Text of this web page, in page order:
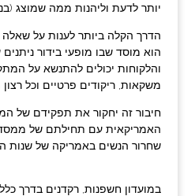
יותר לדעת וליהנות ממה שמוצג
הדרך הקלה ביותר לענות על שאלה
הוא מוסד שבו מופעי בידור
והלקוחות יכולים להתנשא על
משקאות, ריקודים פרטיים וכל
חיבור זה יחקור את תפקידם של
האמריקאית עם תחילתם של
שחרור הנשים באמריקה של שנות ה-
במועדון חשפנות, רקדנים בדרך